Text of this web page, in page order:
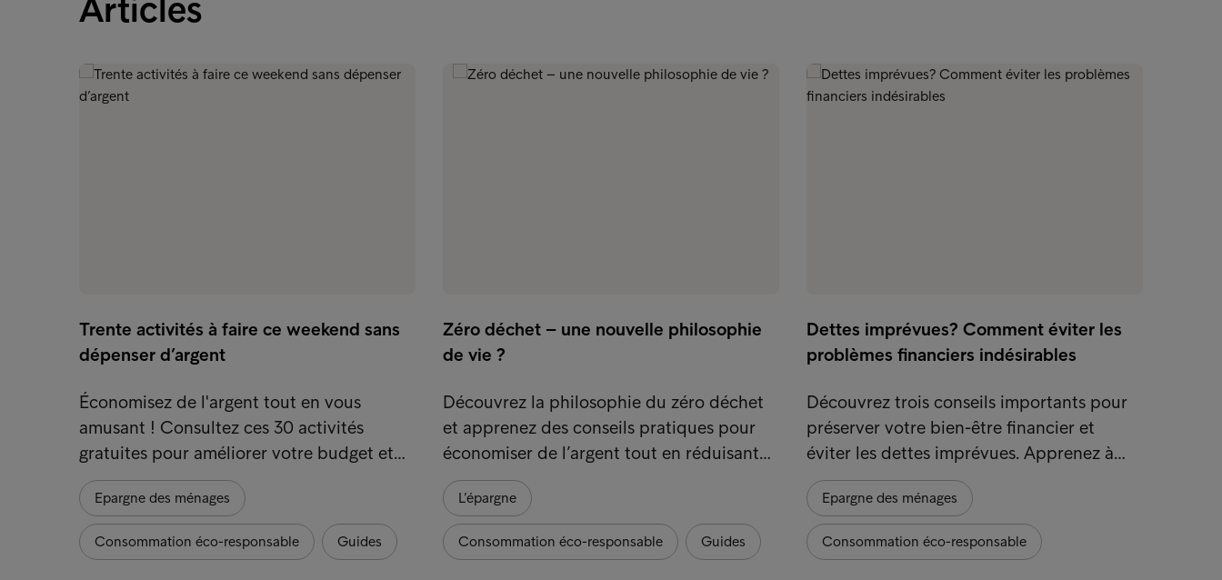
Articles
Trente activités à faire ce weekend sans
dépenser d’argent
Économisez de l'argent tout en vous
amusant ! Consultez ces 30 activités
gratuites pour améliorer votre budget et…
Epargne des ménages
Consommation éco-responsable Guides
Zéro déchet – une nouvelle philosophie
de vie ?
Découvrez la philosophie du zéro déchet
et apprenez des conseils pratiques pour
économiser de l’argent tout en réduisant…
L’épargne
Consommation éco-responsable Guides
Dettes imprévues? Comment éviter les
problèmes financiers indésirables
Découvrez trois conseils importants pour
préserver votre bien-être financier et
éviter les dettes imprévues. Apprenez à…
Epargne des ménages
Consommation éco-responsable